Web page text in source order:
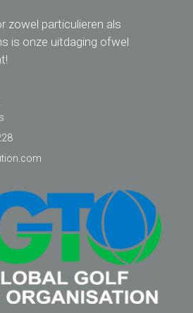
zowel particulieren als
is onze uitdaging ofwel